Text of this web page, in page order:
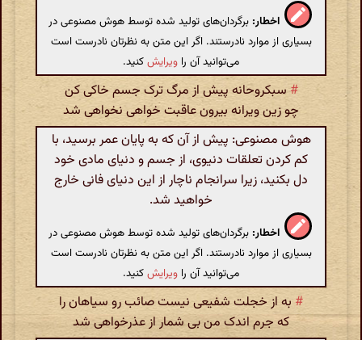
اخطار: برگردان‌های تولید شده توسط هوش مصنوعی در
بسیاری از موارد نادرستند. اگر این متن به نظرتان نادرست است
می‌توانید آن را ویرایشکنید.
#سبکروحانه پیش از مرگ ترک جسم خاکی کن
چو زین ویرانه بیرون عاقبت خواهی نخواهی شد
هوش مصنوعی: پیش از آن که به پایان عمر برسید، با
کم کردن تعلقات دنیوی، از جسم و دنیای مادی خود
دل بکنید، زیرا سرانجام ناچار از این دنیای فانی خارج
خواهید شد.
اخطار: برگردان‌های تولید شده توسط هوش مصنوعی در
بسیاری از موارد نادرستند. اگر این متن به نظرتان نادرست است
می‌توانید آن را ویرایشکنید.
# به از خجلت شفیعی نیست صائب رو سیاهان را
که جرم اندک من بی شمار از عذرخواهی شد